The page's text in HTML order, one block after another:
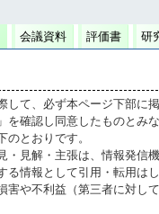
会議資料 評価書 研
て、必ず本ページ下部に
確認し同意したものとみな
とおりです。
・見解・主張は、情報発信
情報として引用・転用は
害や不利益（第三者に対